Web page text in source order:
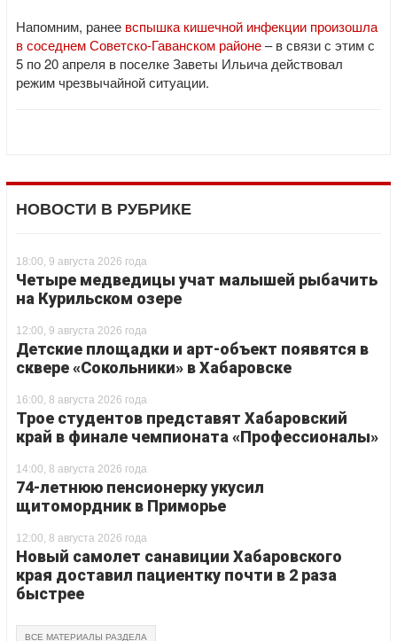
Напомним, ранее вспышка кишечной инфекции произошла
в соседнем Советско-Гаванском районе– в связи с этим с
5 по 20 апреля в поселке Заветы Ильича действовал
режим чрезвычайной ситуации.
НОВОСТИ В РУБРИКЕ
18:00, 9 августа 2026 года
Четыре медведицы учат малышей рыбачить
на Курильском озере
12:00, 9 августа 2026 года
Детские площадки и арт-объект появятся в
сквере «Сокольники» в Хабаровске
16:00, 8 августа 2026 года
Трое студентов представят Хабаровский
край в финале чемпионата «Профессионалы»
14:00, 8 августа 2026 года
74-летнюю пенсионерку укусил
щитомордник в Приморье
12:00, 8 августа 2026 года
Новый самолет санавиции Хабаровского
края доставил пациентку почти в 2 раза
быстрее
ВСЕ МАТЕРИАЛЫ РАЗДЕЛА